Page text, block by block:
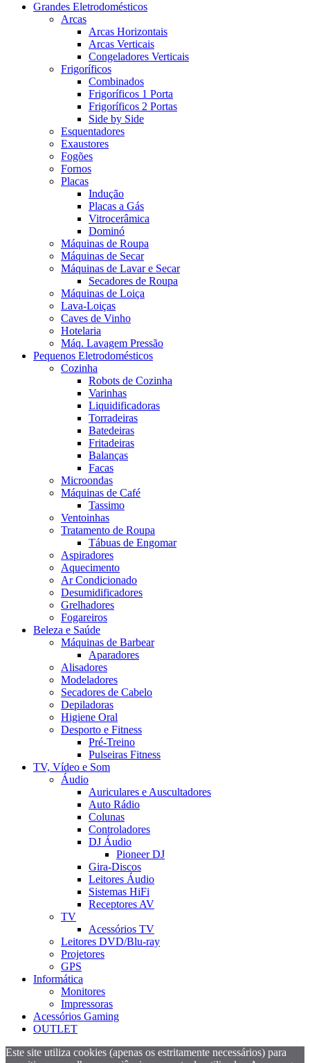
Grandes Eletrodomésticos
Arcas
Arcas Horizontais
Arcas Verticais
Congeladores Verticais
Frigoríficos
Combinados
Frigoríficos 1 Porta
Frigoríficos 2 Portas
Side by Side
Esquentadores
Exaustores
Fogões
Fornos
Placas
Indução
Placas a Gás
Vitrocerâmica
Dominó
Máquinas de Roupa
Máquinas de Secar
Máquinas de Lavar e Secar
Secadores de Roupa
Máquinas de Loiça
Lava-Loiças
Caves de Vinho
Hotelaria
Máq. Lavagem Pressão
Pequenos Eletrodomésticos
Cozinha
Robots de Cozinha
Varinhas
Liquidificadoras
Torradeiras
Batedeiras
Fritadeiras
Balanças
Facas
Microondas
Máquinas de Café
Tassimo
Ventoinhas
Tratamento de Roupa
Tábuas de Engomar
Aspiradores
Aquecimento
Ar Condicionado
Desumidificadores
Grelhadores
Fogareiros
Beleza e Saúde
Máquinas de Barbear
Aparadores
Alisadores
Modeladores
Secadores de Cabelo
Depiladoras
Higiene Oral
Desporto e Fitness
Pré-Treino
Pulseiras Fitness
TV, Vídeo e Som
Áudio
Auriculares e Auscultadores
Auto Rádio
Colunas
Controladores
DJ Áudio
Pioneer DJ
Gira-Discos
Leitores Áudio
Sistemas HiFi
Receptores AV
TV
Acessórios TV
Leitores DVD/Blu-ray
Projetores
GPS
Informática
Monitores
Impressoras
Acessórios Gaming
OUTLET
Este site utiliza cookies (apenas os estritamente necessários) para